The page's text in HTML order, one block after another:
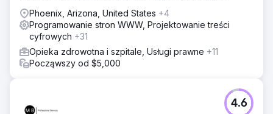
Spersonalizowana strona internetowa, która ich
zachwyciła; prezentuje ich 17-letnią passę jako najlepszej
pizzerii w Marshfield, z której są dumni. Odtworzyłem ich
logo – wiśniowoczerwonego Chevroleta Bel Air z 1957
roku. Znalazłem wektorową kopię tego samochodu,
zaokrąglonym tekstem. Spodobało mu się to tak bardzo,
że używa go na swoich materiałach piśmienniczych
Phoenix, Arizona, United States +4
Programowanie stron WWW, Projektowanie treści
cyfrowych +31
Opieka zdrowotna i szpitale, Usługi prawne +11
Począwszy od $5,000
4.6